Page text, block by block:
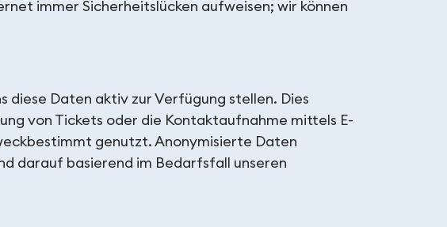
immer Sicherheitslücken aufweisen; wir können
diese Daten aktiv zur Verfügung stellen. Dies
von Tickets oder die Kontaktaufnahme mittels E-
genutzt. Anonymisierte Daten
darauf basierend im Bedarfsfall unseren